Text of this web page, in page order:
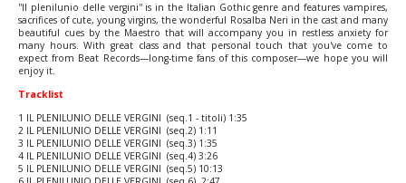
''Il plenilunio delle vergini'' is in the Italian Gothic genre and features vampires,
sacrifices of cute, young virgins, the wonderful Rosalba Neri in the cast and many
beautiful cues by the Maestro that will accompany you in restless anxiety for
many hours. With great class and that personal touch that you've come to
expect from Beat Records—long-time fans of this composer—we hope you will
enjoy it.
Tracklist
1 IL PLENILUNIO DELLE VERGINI (seq.1 - titoli) 1:35
2 IL PLENILUNIO DELLE VERGINI (seq.2) 1:11
3 IL PLENILUNIO DELLE VERGINI (seq.3) 1:35
4 IL PLENILUNIO DELLE VERGINI (seq.4) 3:26
5 IL PLENILUNIO DELLE VERGINI (seq.5) 10:13